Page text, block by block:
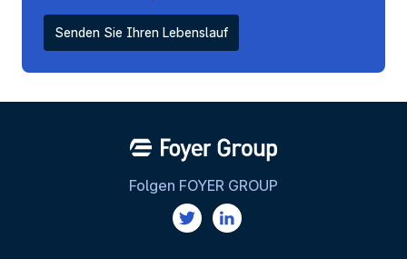
Senden Sie Ihren Lebenslauf
Folgen FOYER GROUP